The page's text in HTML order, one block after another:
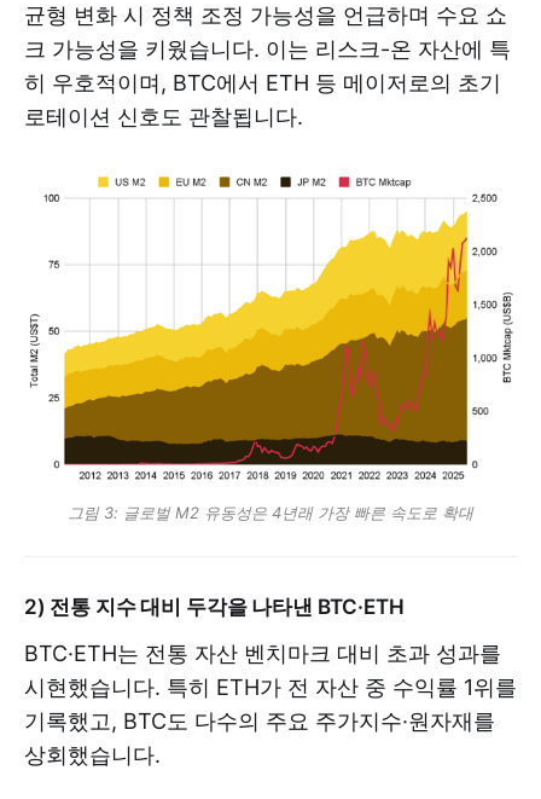
균형 변화 시 정책 조정 가능성을 언급하며 수요 쇼
크 가능성을 키웠습니다. 이는 리스크-온 자산에 특
히 우호적이며, BTC에서 ETH 등 메이저로의 초기
로테이션 신호도 관찰됩니다.
그림 3: 글로벌 M2 유동성은 4년래 가장 빠른 속도로 확대
2) 전통 지수 대비 두각을 나타낸 BTC·ETH
BTC·ETH는 전통 자산 벤치마크 대비 초과 성과를
시현했습니다. 특히 ETH가 전 자산 중 수익률 1위를
기록했고, BTC도 다수의 주요 주가지수·원자재를
상회했습니다.